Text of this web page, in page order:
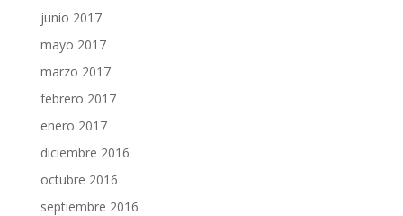
junio 2017
mayo 2017
marzo 2017
febrero 2017
enero 2017
diciembre 2016
octubre 2016
septiembre 2016